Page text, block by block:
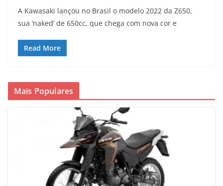
A Kawasaki lançou no Brasil o modelo 2022 da Z650,
sua ‘naked’ de 650cc, que chega com nova cor e
Read More
Mais Populares